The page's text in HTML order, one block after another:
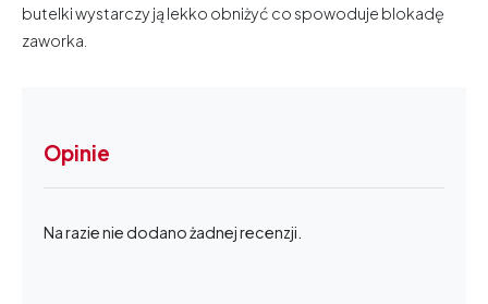
butelki wystarczy ją lekko obniżyć co spowoduje blokadę
zaworka.
Opinie
Na razie nie dodano żadnej recenzji.